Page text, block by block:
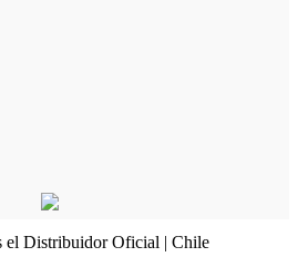
el Distribuidor Oficial | Chile